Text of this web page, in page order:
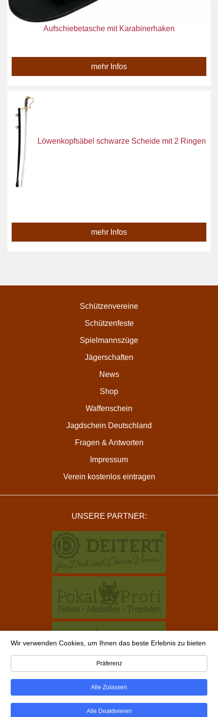
Aufschiebetasche mit Karabinerhaken
mehr Infos
Löwenkopfsäbel schwarze Scheide mit 2 Ringen
mehr Infos
Schützenvereine
Schützenfeste
Spielmannszüge
Jägerschaften
News
Shop
Waffenschein
Jagdschein Deutschland
Fragen & Antworten
Impressum
Verein kostenlos eintragen
UNSERE PARTNER:
Copyright © 2026 alle-schuetzenvereine.de ist ein Projekt
von Vereinsbedarf Deitert GmbH |
Wir verwenden Cookies, um Ihnen das beste Erlebnis zu bieten
Präferenz
Alle Zulassen
Alle Deaktivieren